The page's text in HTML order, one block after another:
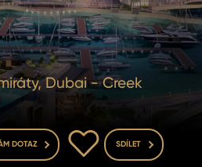
Dubai - Creek
DOTAZ
DO OBLÍBENÝCH
SDÍLET